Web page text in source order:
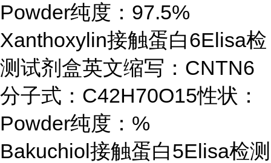
Powder纯度：97.5%
Xanthoxylin接触蛋白6Elisa检
测试剂盒英文缩写：CNTN6
分子式：C42H70O15性状：
Powder纯度：%
Bakuchiol接触蛋白5Elisa检测